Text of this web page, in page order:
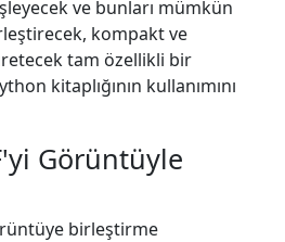
ve bunları mümkün
kompakt ve
tam özellikli bir
kitaplığının kullanımını
Görüntüyle
birleştirme